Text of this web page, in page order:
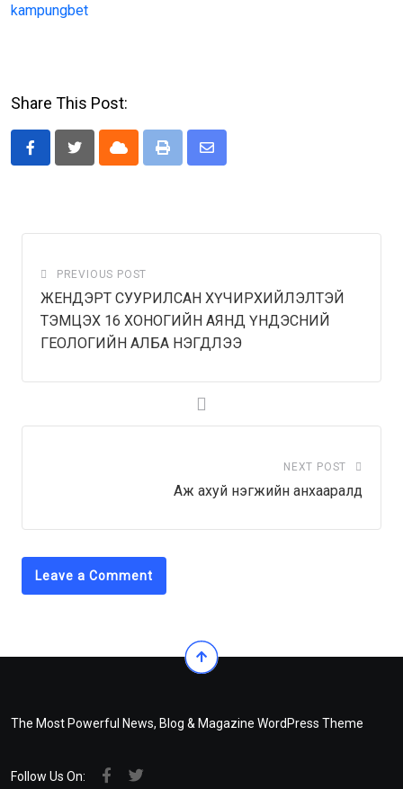
kampungbet
Share This Post:
Cloud Print
Share
PREVIOUS POST
ЖЕНДЭРТ СУУРИЛСАН ХҮЧИРХИЙЛЭЛТЭЙ
ТЭМЦЭХ 16 ХОНОГИЙН АЯНД ҮНДЭСНИЙ
ГЕОЛОГИЙН АЛБА НЭГДЛЭЭ
NEXT POST
Аж ахуй нэгжийн анхааралд
Leave a Comment
The Most Powerful News, Blog & Magazine WordPress Theme
Follow Us On: